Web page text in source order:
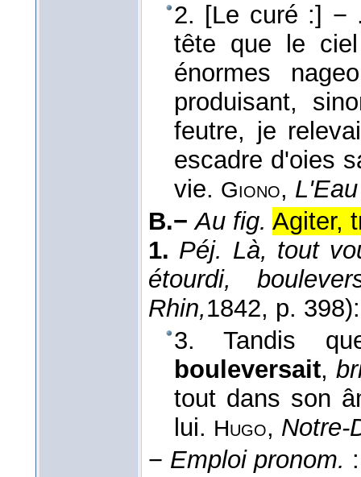
2. [Le curé :] −
tête que le
énormes
produisant,
feutre, je
escadre d'oies
vie. Giono,
B.− Au fig. Agiter,
1. Péj. Là, tout
étourdi,
Rhin,1842, p. 398):
3. Tandis
bouleversait,
tout dans son
lui. Hugo, Notre-
− Emploi pronom. :